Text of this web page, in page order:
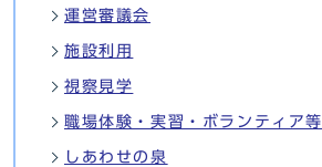
運営審議会
施設利用
視察見学
職場体験・実習・ボランティア等
しあわせの泉